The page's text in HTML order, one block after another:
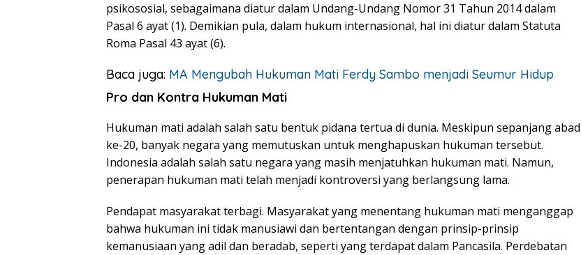
psikososial, sebagaimana diatur dalam Undang-Undang Nomor 31 Tahun 2014 dalam
Pasal 6 ayat (1). Demikian pula, dalam hukum internasional, hal ini diatur dalam Statuta
Roma Pasal 43 ayat (6).
Baca juga: MA Mengubah Hukuman Mati Ferdy Sambo menjadi Seumur Hidup
Pro dan Kontra Hukuman Mati
Hukuman mati adalah salah satu bentuk pidana tertua di dunia. Meskipun sepanjang abad
ke-20, banyak negara yang memutuskan untuk menghapuskan hukuman tersebut.
Indonesia adalah salah satu negara yang masih menjatuhkan hukuman mati. Namun,
penerapan hukuman mati telah menjadi kontroversi yang berlangsung lama.
Pendapat masyarakat terbagi. Masyarakat yang menentang hukuman mati menganggap
bahwa hukuman ini tidak manusiawi dan bertentangan dengan prinsip-prinsip
kemanusiaan yang adil dan beradab, seperti yang terdapat dalam Pancasila. Perdebatan